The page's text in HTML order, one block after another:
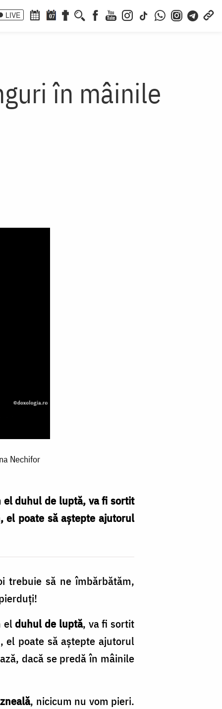
LIVE 07
în mâinile
Nechifor
el duhul de luptă, va fi sortit
el poate să aștepte ajutorul
trebuie să ne îmbărbătăm,
el duhul de luptă, va fi sortit
el poate să aștepte ajutorul
dacă se predă în mâinile
, nicicum nu vom pieri.